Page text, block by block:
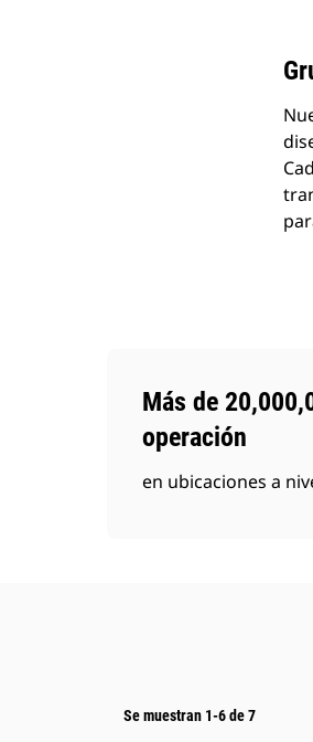
Más de
operación
en ubicaciones a
Se muestran 1-6 de 7